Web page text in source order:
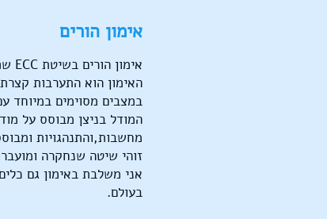
אימון הורים
אימון הורים בשיטת ECC שפותחה ע"י מלי דנינו מנכ"לית עמותת ניצן
במצבים מסוימים במיוחד
המודל בניצן מבוסס על
מחשבות,והתנהגויות
זוהי שיטה שנחקרה
אני משלבת באימון גם
בעולם.